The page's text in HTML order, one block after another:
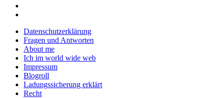
Facebook
anzeigen
Twitter
anzeigen
auf
Instagram
anzeigen
Main
menu
Skip
content
Datenschutzerklärung
Fragen und Antworten
About me
Ich im world wide web
Impressum
Blogroll
Ladungssicherung erklärt
Recht